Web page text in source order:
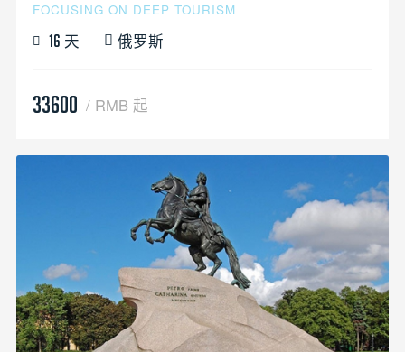
FOCUSING ON DEEP TOURISM
16 天 俄罗斯
33600 / RMB 起